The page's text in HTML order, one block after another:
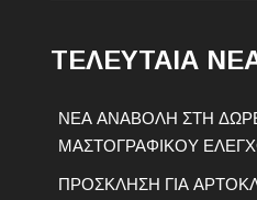
ΤΕΛΕΥΤΑΙΑ
ΝΕΑ ΑΝΑΒΟΛΗ ΣΤΗ
ΜΑΣΤΟΓΡΑΦΙΚΟΥ
ΠΡΟΣΚΛΗΣΗ ΓΙΑ